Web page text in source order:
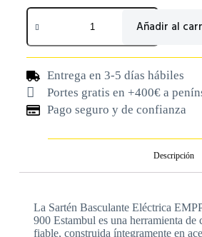
Añadir al
Entrega en 3-5 días hábiles
Portes gratis en +400€ a
Pago seguro y de confianza
Descripción
La Sartén Basculante Eléctrica
900 Estambul es una herramienta de
fiable, construida íntegramente en